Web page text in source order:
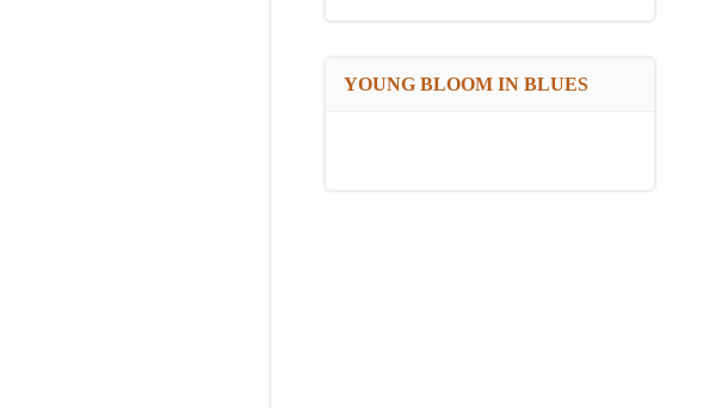
YOUNG BLOOM IN BLUES